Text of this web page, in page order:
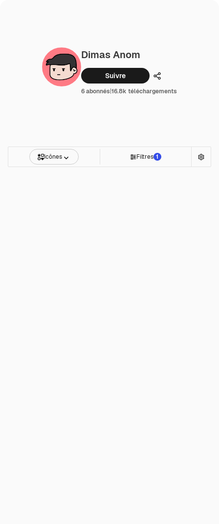
Dimas Anom
Suivre Partager
6 abonnés|16.8k téléchargements
Icônes Filtres 1